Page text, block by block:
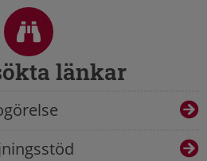
länkar